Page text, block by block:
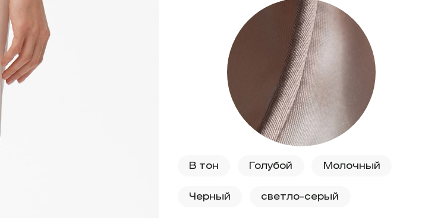
В тон Голубой Молочный
Черный светло-серый